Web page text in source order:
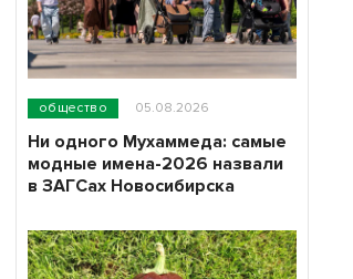
общество 05.08.2026
Ни одного Мухаммеда: самые
модные имена-2026 назвали
в ЗАГСах Новосибирска